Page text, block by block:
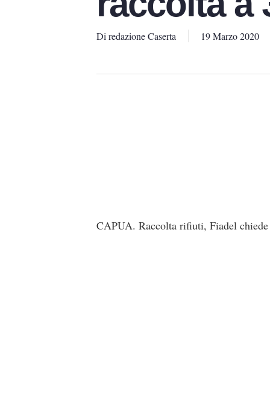
Di redazione Caserta 19 Marzo 2020
CAPUA. Raccolta rifiuti, Fiadel